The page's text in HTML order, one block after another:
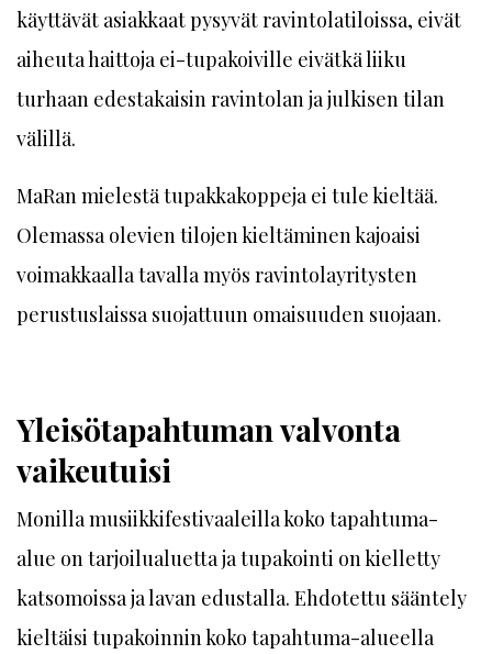
käyttävät asiakkaat pysyvät ravintolatiloissa, eivät
aiheuta haittoja ei-tupakoiville eivätkä liiku
turhaan edestakaisin ravintolan ja julkisen tilan
välillä.
MaRan mielestä tupakkakoppeja ei tule kieltää.
Olemassa olevien tilojen kieltäminen kajoaisi
voimakkaalla tavalla myös ravintolayritysten
perustuslaissa suojattuun omaisuuden suojaan.
Yleisötapahtuman valvonta
vaikeutuisi
Monilla musiikkifestivaaleilla koko tapahtuma-
alue on tarjoilualuetta ja tupakointi on kielletty
katsomoissa ja lavan edustalla. Ehdotettu sääntely
kieltäisi tupakoinnin koko tapahtuma-alueella